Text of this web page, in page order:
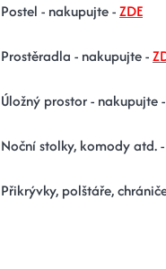
Postel - nakupujte -ZDE
Prostěradla - nakupujte -
Úložný prostor - nakupujte -
Noční stolky, komody atd.
Přikrývky, polštáře,